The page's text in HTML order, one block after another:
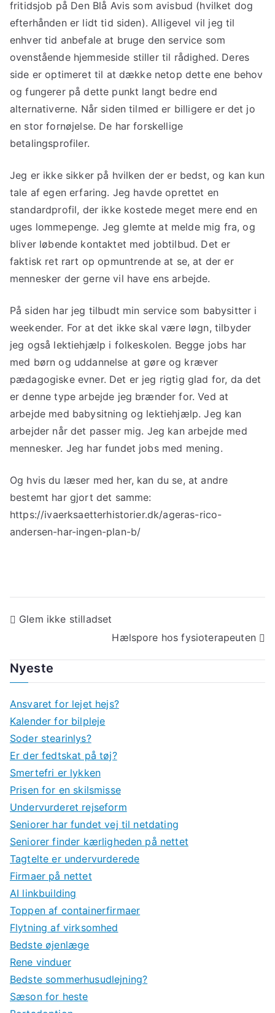
fritidsjob på Den Blå Avis som avisbud (hvilket dog
efterhånden er lidt tid siden). Alligevel vil jeg til
enhver tid anbefale at bruge den service som
ovenstående hjemmeside stiller til rådighed. Deres
side er optimeret til at dække netop dette ene behov
og fungerer på dette punkt langt bedre end
alternativerne. Når siden tilmed er billigere er det jo
en stor fornøjelse. De har forskellige
betalingsprofiler.
Jeg er ikke sikker på hvilken der er bedst, og kan kun
tale af egen erfaring. Jeg havde oprettet en
standardprofil, der ikke kostede meget mere end en
uges lommepenge. Jeg glemte at melde mig fra, og
bliver løbende kontaktet med jobtilbud. Det er
faktisk ret rart op opmuntrende at se, at der er
mennesker der gerne vil have ens arbejde.
På siden har jeg tilbudt min service som babysitter i
weekender. For at det ikke skal være løgn, tilbyder
jeg også lektiehjælp i folkeskolen. Begge jobs har
med børn og uddannelse at gøre og kræver
pædagogiske evner. Det er jeg rigtig glad for, da det
er denne type arbejde jeg brænder for. Ved at
arbejde med babysitning og lektiehjælp. Jeg kan
arbejder når det passer mig. Jeg kan arbejde med
mennesker. Jeg har fundet jobs med mening.
Og hvis du læser med her, kan du se, at andre
bestemt har gjort det samme:
https://ivaerksaetterhistorier.dk/ageras-rico-
andersen-har-ingen-plan-b/
Indlægsnavigation
Glem ikke stilladset
Hælspore hos fysioterapeuten
Nyeste
Ansvaret for lejet hejs?
Kalender for bilpleje
Soder stearinlys?
Er der fedtskat på tøj?
Smertefri er lykken
Prisen for en skilsmisse
Undervurderet rejseform
Seniorer har fundet vej til netdating
Seniorer finder kærligheden på nettet
Tagtelte er undervurderede
Firmaer på nettet
AI linkbuilding
Toppen af containerfirmaer
Flytning af virksomhed
Bedste øjenlæge
Rene vinduer
Bedste sommerhusudlejning?
Sæson for heste